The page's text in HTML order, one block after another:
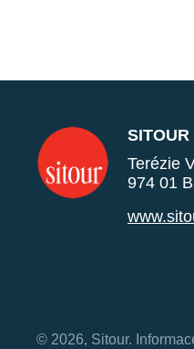
Terézie
974 01
© 2026, Sitour.